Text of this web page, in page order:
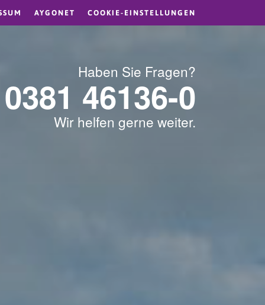
AYGONET COOKIE-EINSTELLUNGEN
Haben Sie Fragen?
0381 46136-0
Wir helfen gerne weiter.